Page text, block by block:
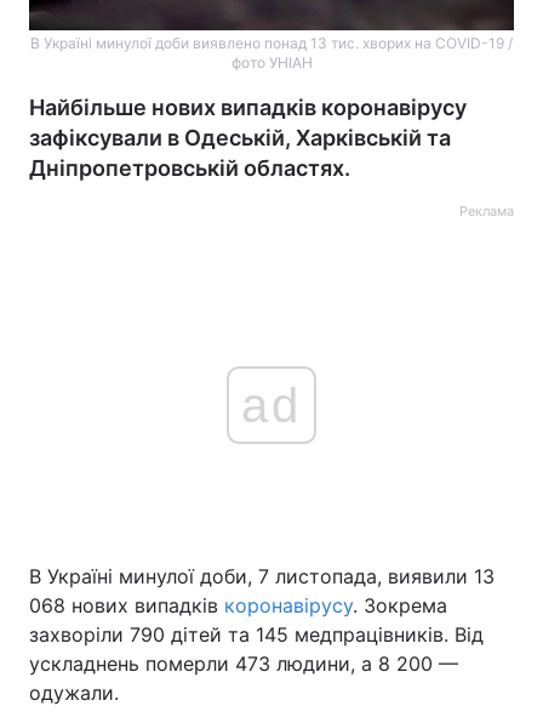
В Україні минулої доби виявлено понад 13 тис. хворих на COVID-19 /
фото УНІАН
Найбільше нових випадків коронавірусу
зафіксували в Одеській, Харківській та
Дніпропетровській областях.
Реклама
ad
В Україні минулої доби, 7 листопада, виявили 13
068 нових випадків коронавірусу. Зокрема
захворіли 790 дітей та 145 медпрацівників. Від
ускладнень померли 473 людини, а 8 200 —
одужали.